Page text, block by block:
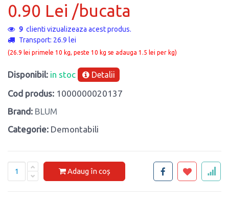
0.90 Lei /bucata
9 clienti vizualizeaza acest produs.
Transport: 26.9 lei
(26.9 lei primele 10 kg, peste 10 kg se adauga 1.5 lei per kg)
Disponibil: in stoc Detalii
Cod produs: 1000000020137
Brand: BLUM
Categorie: Demontabili
Adaug în coș